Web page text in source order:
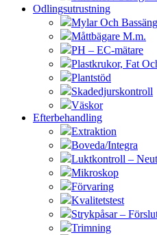
Odlingsutrustning
Mylar Och
Måttbägare M.m.
PH – EC-mätare
Plastkrukor, Fat
Plantstöd
Skadedjurskontroll
Väskor
Efterbehandling
Extraktion
Boveda/Integra
Luktkontroll –
Mikroskop
Förvaring
Kvalitetstest
Strykpåsar –
Trimning